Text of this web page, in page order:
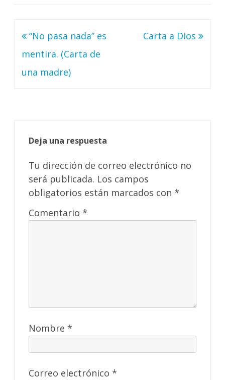
Navegación
de
entradas
“No pasa nada” es
mentira. (Carta de
una madre)
Carta a Dios
Deja una respuesta
Tu dirección de correo electrónico no
será publicada. Los campos
obligatorios están marcados con *
Comentario *
Nombre *
Correo electrónico *